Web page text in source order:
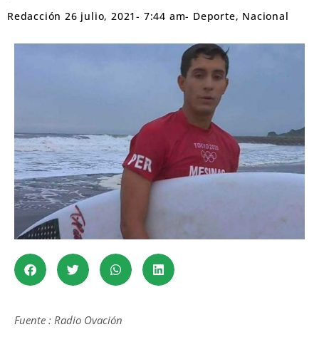
Redacción 26 julio, 2021- 7:44 am- Deporte, Nacional
Fuente : Radio Ovación